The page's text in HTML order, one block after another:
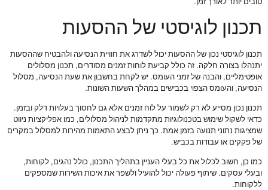
טובים יותר לאורך זמן.
תכנון לוגיסטי של ההסעות
תכנון לוגיסטי נכון של ההסעות יכול לשדרג את חוויית הנסיעה ולהבטיח שההסעות
יתנהלו בצורה חלקה. זה כולל קביעת לוחות זמנים מסודרים, תכנון מסלולים
אופטימליים, והבנה של זמני העומס. יש לקחת בחשבון את שעת הנסיעה, מסלול
הנסיעה, והעומס הצפוי בכבישים במהלך השעות השונות.
תכנון נכון מסייע לא רק לשמור על לוח זמנים אלא גם לחסוך בעלויות דלק ובזמן.
כדאי לשקול שימוש בטכנולוגיות מתקדמות לניהול מסלולים, כמו אפליקציות ניווט
שמציגות נתוני תנועה בזמן אמת. כך ניתן לבצע התאמות מהירות למסלול במקרים
של פקקים או עבודות בכביש.
כמו כן, חשוב לכלול את כל בעלי העניין בתהליך התכנון, כולל נהגים, לקוחות,
ובעלי עסקים. שיתוף פעולה יכול להועיל ולשפר את איכות השירות שמספקים
ללקוחות.